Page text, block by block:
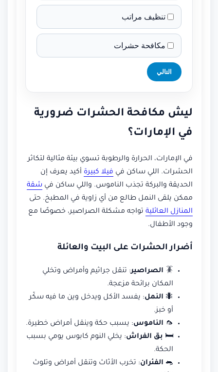
تنظيف مراتب
مكافحة حشرات
التالي
ليش مكافحة الحشرات ضرورية
في الإمارات؟
في الإمارات، الحرارة والرطوبة تسوي بيئة مثالية لتكاثر
الحشرات. اللي ساكن في فيلا كبيرة أكيد يعرف إن
الحديقة والبركة تجذب الناموس. واللي ساكن في شقة
ممكن يلقى النمل طالع من أي زاوية في المطبخ. حتى
المنازل العائلية تواجه مشكلة الصراصير، خصوصًا مع
وجود الأطفال.
أضرار الحشرات على البيت والعائلة
🪳 الصراصير: تنقل جراثيم وأمراض وتخلي
المكان برائحة مزعجة.
🐜 النمل: يفسد الأكل ويدخل وين ما فيه سكّر
أو خبز.
🦟 الناموس: يسبب حكة وينقل أمراض خطيرة.
🛏️ بق الفراش: يخلي النوم كابوس يومي بسبب
الحكة.
🐀 الفئران: تخرب الأثاث وتنقل أمراض وتلوث